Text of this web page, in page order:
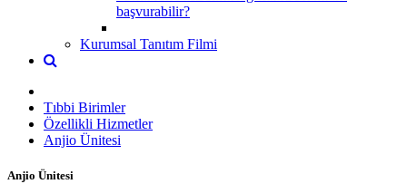
başvurabilir?
Kurumsal Tanıtım Filmi
Tıbbi Birimler
Özellikli Hizmetler
Anjio Ünitesi
Anjio Ünitesi